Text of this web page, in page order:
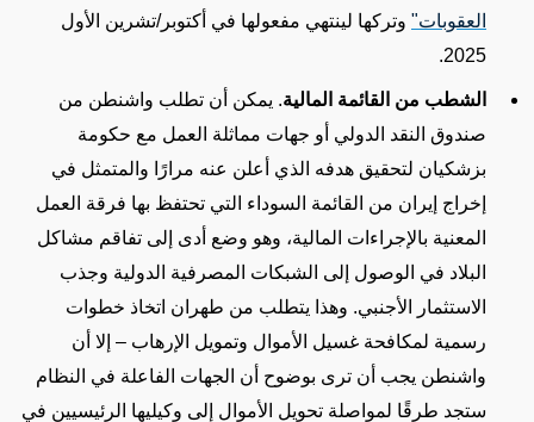
العقوبات" وتركها لينتهي مفعولها في أكتوبر/تشرين الأول
2025.
الشطب من القائمة المالية. يمكن أن تطلب واشنطن من
صندوق النقد الدولي أو جهات مماثلة العمل مع حكومة
بزشكيان لتحقيق هدفه الذي أعلن عنه مرارًا والمتمثل في
إخراج إيران من القائمة السوداء التي تحتفظ بها فرقة العمل
المعنية بالإجراءات المالية، وهو وضع أدى إلى تفاقم مشاكل
البلاد في الوصول إلى الشبكات المصرفية الدولية وجذب
الاستثمار الأجنبي. وهذا يتطلب من طهران اتخاذ خطوات
رسمية لمكافحة غسيل الأموال وتمويل الإرهاب – إلا أن
واشنطن يجب أن ترى بوضوح أن الجهات الفاعلة في النظام
ستجد طرقًا لمواصلة تحويل الأموال إلى وكيليها الرئيسيين في